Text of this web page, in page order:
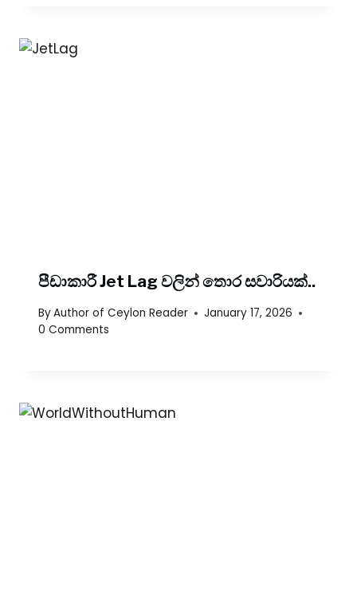
පීඩාකාරී Jet Lag වලින් තොර සවාරියක්..
ByAuthor of Ceylon Reader
January 17, 2026
0 Comments